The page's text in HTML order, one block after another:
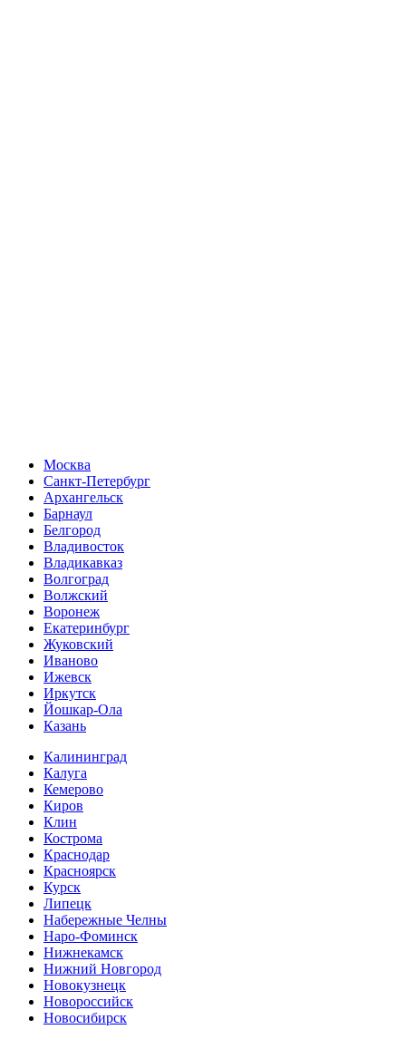
Москва
Санкт-Петербург
Архангельск
Барнаул
Белгород
Владивосток
Владикавказ
Волгоград
Волжский
Воронеж
Екатеринбург
Жуковский
Иваново
Ижевск
Иркутск
Йошкар-Ола
Казань
Калининград
Калуга
Кемерово
Киров
Клин
Кострома
Краснодар
Красноярск
Курск
Липецк
Набережные Челны
Наро-Фоминск
Нижнекамск
Нижний Новгород
Новокузнецк
Новороссийск
Новосибирск